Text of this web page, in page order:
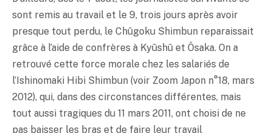
sont remis au travail et le 9, trois jours après avoir
presque tout perdu, le Chûgoku Shimbun reparaissait
grâce à l’aide de confrères à Kyûshû et Ôsaka. On a
retrouvé cette force morale chez les salariés de
l’Ishinomaki Hibi Shimbun (voir Zoom Japon n°18, mars
2012), qui, dans des circonstances différentes, mais
tout aussi tragiques du 11 mars 2011, ont choisi de ne
pas baisser les bras et de faire leur travail